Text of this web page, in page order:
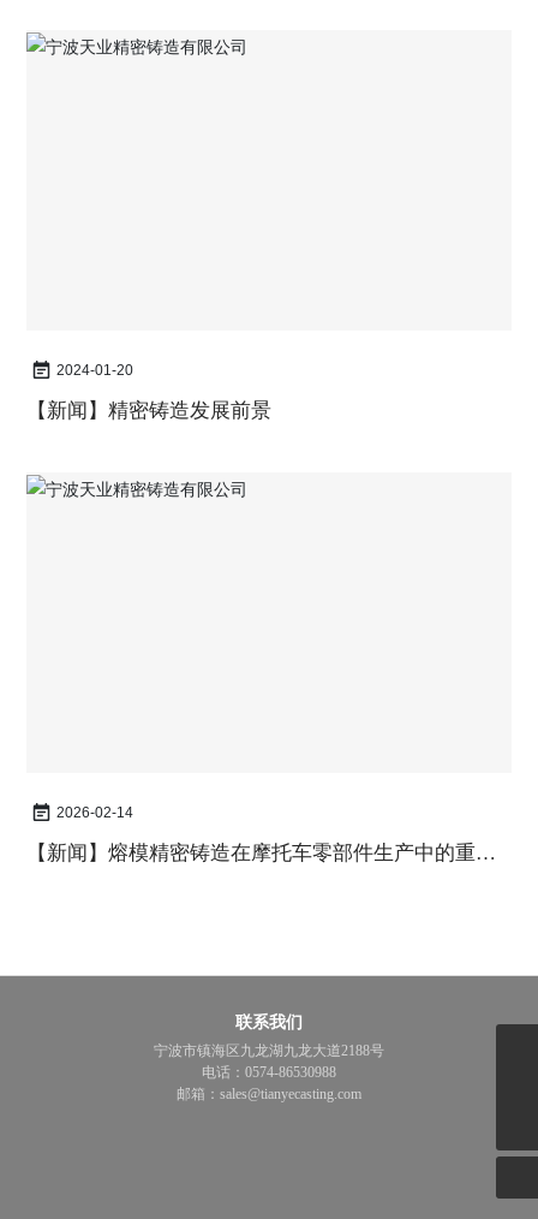
2024-01-20
【新闻】精密铸造发展前景
2026-02-14
【新闻】熔模精密铸造在摩托车零部件生产中的重要
联系我们
宁波市镇海区九龙湖九龙大道2188号
电话： 0574-86530988
邮箱： sales@tianyecasting.com
sales@tianyecasting.com